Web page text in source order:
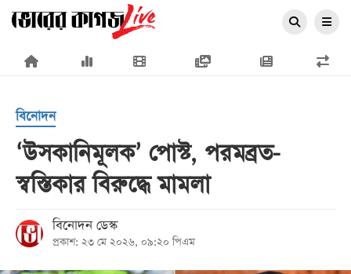
×
প্রচ্ছদ
জাতীয়
রাজনীতি
বিনোদন
‘উসকানিমূলক’ পোস্ট, পরমব্রত-
স্বস্তিকার বিরুদ্ধে মামলা
বিনোদন ডেস্ক
প্রকাশ: ২৩ মে ২০২৬, ০৯:২০ পিএম